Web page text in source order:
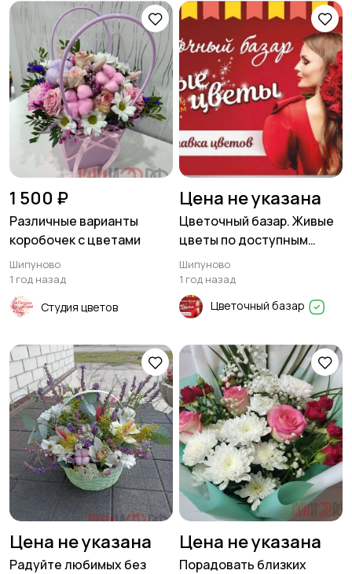
1 500 ₽
Различные варианты
коробочек с цветами
Шипуново
1 год назад
Студия цветов
Цена не указана
Цветочный базар. Живые
цветы по доступным
ценам. Доставка цветов
Шипуново
1 год назад
Цветочный базар
Цена не указана
Радуйте любимых без
Цена не указана
Порадовать близких